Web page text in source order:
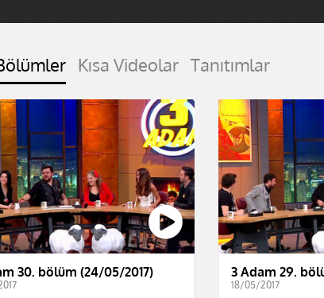
Kısa Videolar Tanıtımlar
30. bölüm (24/05/2017) 3 Adam 29.
18/05/2017